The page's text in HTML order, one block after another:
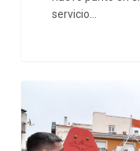
servicio…
Ayuntamiento
de